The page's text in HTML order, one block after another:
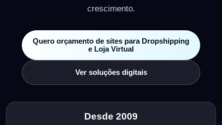
crescimento.
Quero orçamento de sites para Dropshipping
e Loja Virtual
Ver soluções digitais
Desde 2009